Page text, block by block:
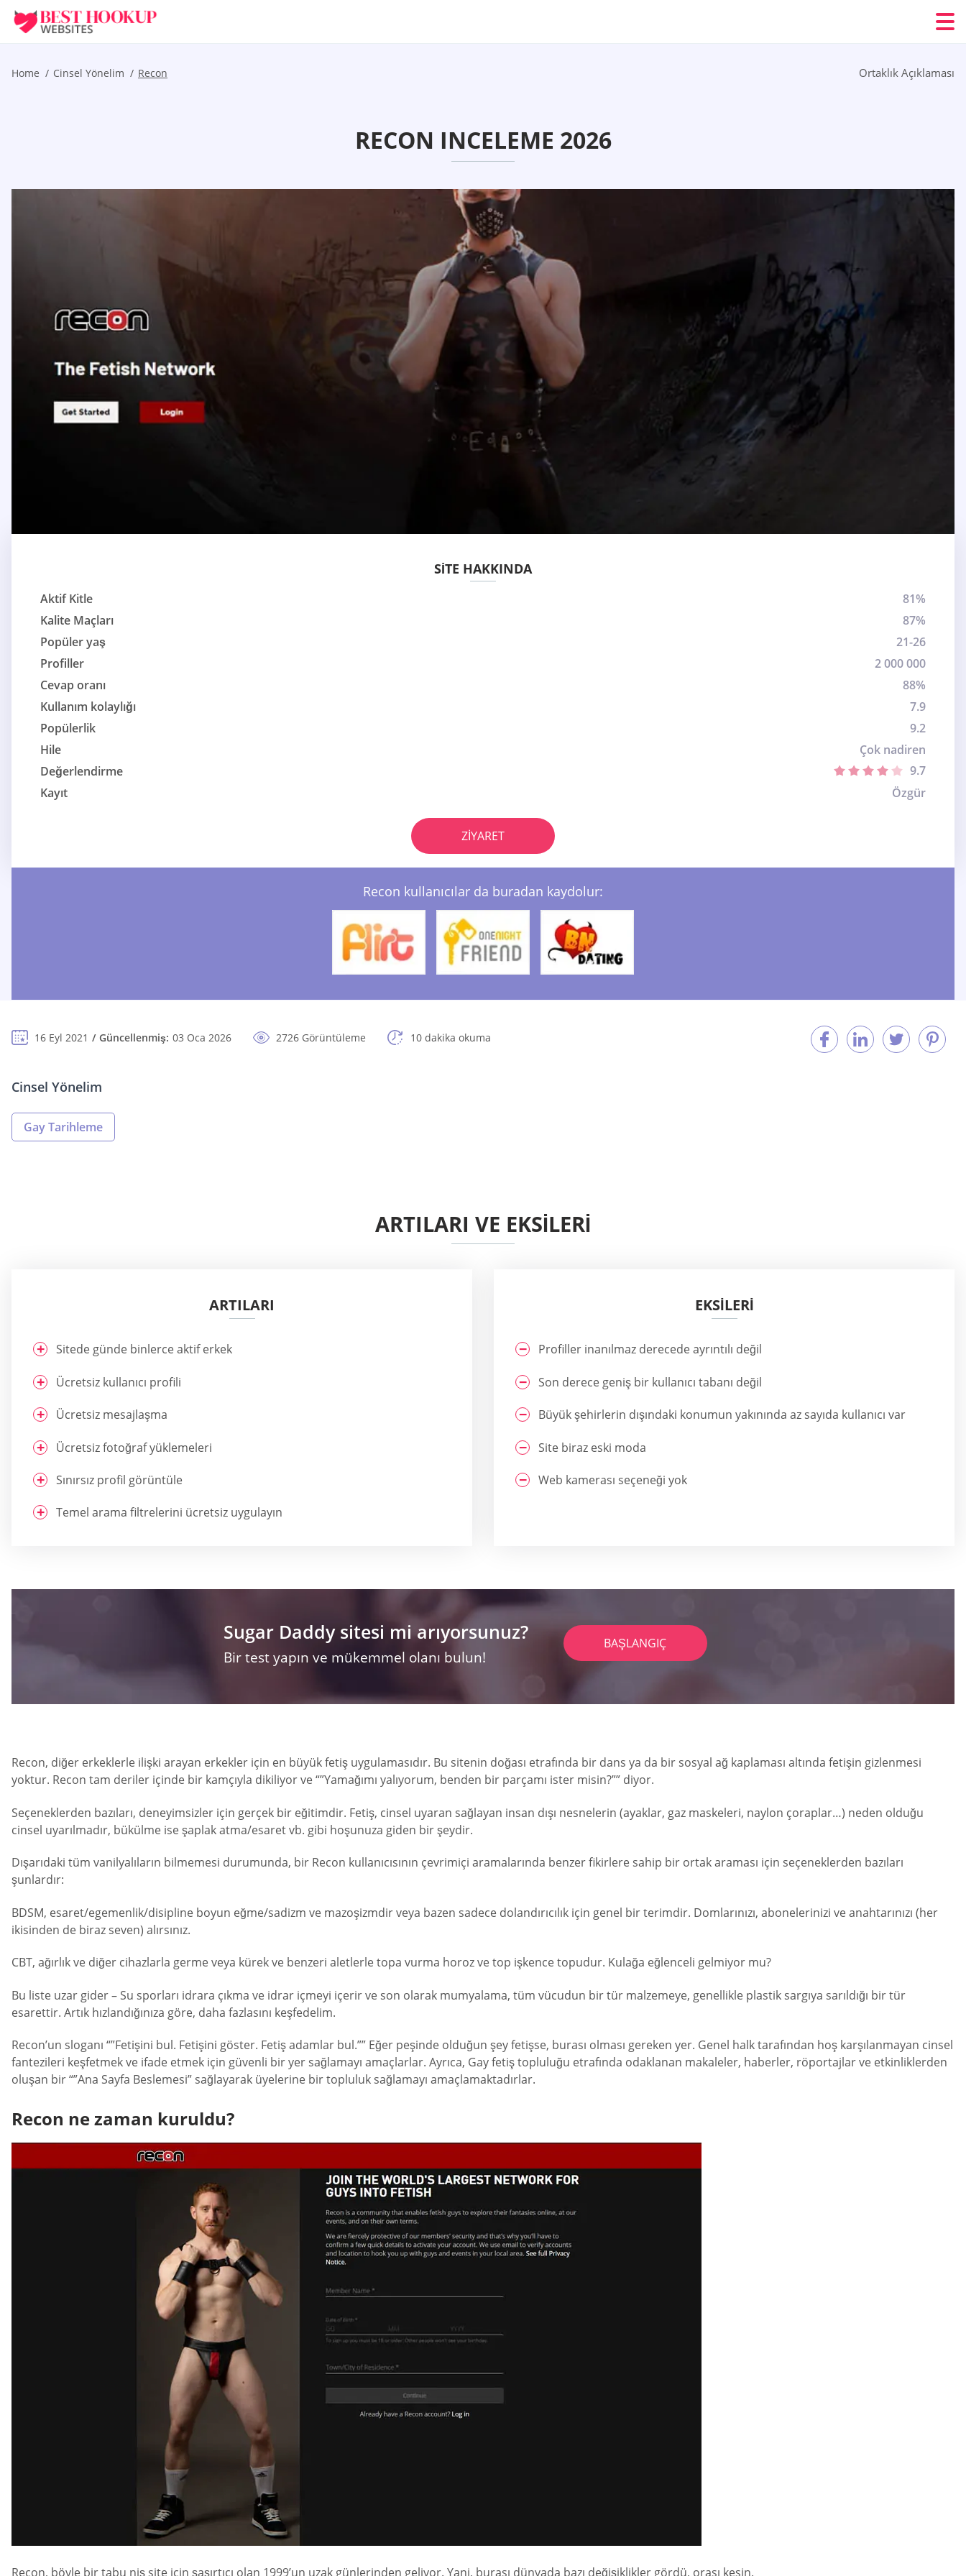
Home Cinsel Yönelim Recon Ortaklık Açıklaması
RECON INCELEME 2026
SITE HAKKINDA
Aktif Kitle
81%
Kalite Maçları
87%
Popüler yaş
21-26
Profiller
2 000 000
Cevap oranı
88%
Kullanım kolaylığı
7.9
Popülerlik
9.2
Hile
Çok nadiren
Değerlendirme
9.7
Kayıt
Özgür
ZIYARET
Recon kullanıcılar da buradan kaydolur:
16 Eyl 2021 Güncellenmiş: 03 Oca 2026 2726 Görüntüleme 10 dakika okuma
Cinsel Yönelim
Gay Tarihleme
ARTILARI VE EKSİLERİ
ARTILARI
Sitede günde binlerce aktif erkek
Ücretsiz kullanıcı profili
Ücretsiz mesajlaşma
Ücretsiz fotoğraf yüklemeleri
Sınırsız profil görüntüle
Temel arama filtrelerini ücretsiz uygulayın
EKSİLERİ
Profiller inanılmaz derecede ayrıntılı değil
Son derece geniş bir kullanıcı tabanı değil
Büyük şehirlerin dışındaki konumun yakınında az sayıda kullanıcı var
Site biraz eski moda
Web kamerası seçeneği yok
Sugar Daddy sitesi mi arıyorsunuz?
Bir test yapın ve mükemmel olanı bulun!
BAŞLANGIÇ
Recon, diğer erkeklerle ilişki arayan erkekler için en büyük fetiş uygulamasıdır. Bu sitenin doğası etrafında bir dans ya da bir sosyal ağ kaplaması altında fetişin gizlenmesi
yoktur. Recon tam deriler içinde bir kamçıyla dikiliyor ve “”Yamağımı yalıyorum, benden bir parçamı ister misin?”” diyor.
Seçeneklerden bazıları, deneyimsizler için gerçek bir eğitimdir. Fetiş, cinsel uyaran sağlayan insan dışı nesnelerin (ayaklar, gaz maskeleri, naylon çoraplar…) neden olduğu
cinsel uyarılmadır, bükülme ise şaplak atma/esaret vb. gibi hoşunuza giden bir şeydir.
Dışarıdaki tüm vanilyalıların bilmemesi durumunda, bir Recon kullanıcısının çevrimiçi aramalarında benzer fikirlere sahip bir ortak araması için seçeneklerden bazıları
şunlardır:
BDSM, esaret/egemenlik/disipline boyun eğme/sadizm ve mazoşizmdir veya bazen sadece dolandırıcılık için genel bir terimdir. Domlarınızı, abonelerinizi ve anahtarınızı (her
ikisinden de biraz seven) alırsınız.
CBT, ağırlık ve diğer cihazlarla germe veya kürek ve benzeri aletlerle topa vurma horoz ve top işkence topudur. Kulağa eğlenceli gelmiyor mu?
Bu liste uzar gider – Su sporları idrara çıkma ve idrar içmeyi içerir ve son olarak mumyalama, tüm vücudun bir tür malzemeye, genellikle plastik sargıya sarıldığı bir tür
esarettir. Artık hızlandığınıza göre, daha fazlasını keşfedelim.
Recon’un sloganı “”Fetişini bul. Fetişini göster. Fetiş adamlar bul.”” Eğer peşinde olduğun şey fetişse, burası olması gereken yer. Genel halk tarafından hoş karşılanmayan cinsel
fantezileri keşfetmek ve ifade etmek için güvenli bir yer sağlamayı amaçlarlar. Ayrıca, Gay fetiş topluluğu etrafında odaklanan makaleler, haberler, röportajlar ve etkinliklerden
oluşan bir “”Ana Sayfa Beslemesi” sağlayarak üyelerine bir topluluk sağlamayı amaçlamaktadırlar.
Recon ne zaman kuruldu?
Recon, böyle bir tabu niş site için şaşırtıcı olan 1999’un uzak günlerinden geliyor. Yani, burası dünyada bazı değişiklikler gördü, orası kesin.